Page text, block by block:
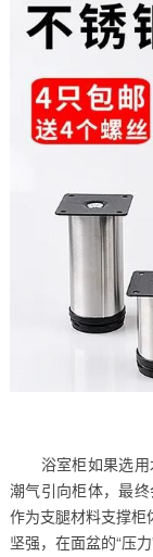
浴室柜如果选用
潮气引向柜体，最
作为支腿材料支撑柜
坚强，在面盆的“压